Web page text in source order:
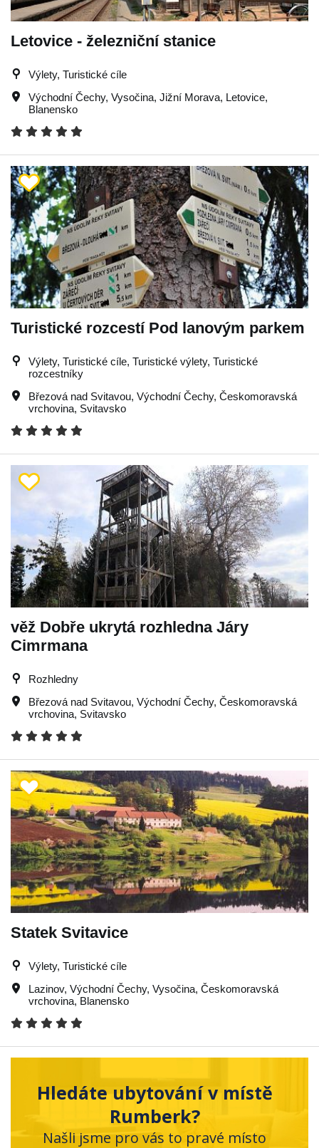
Letovice - železniční stanice
Výlety, Turistické cíle
Východní Čechy, Vysočina, Jižní Morava, Letovice,
Blanensko
Turistické rozcestí Pod lanovým parkem
Výlety, Turistické cíle, Turistické výlety, Turistické
rozcestníky
Březová nad Svitavou, Východní Čechy, Českomoravská
vrchovina, Svitavsko
věž Dobře ukrytá rozhledna Járy
Cimrmana
Rozhledny
Březová nad Svitavou, Východní Čechy, Českomoravská
vrchovina, Svitavsko
Statek Svitavice
Výlety, Turistické cíle
Lazinov, Východní Čechy, Vysočina, Českomoravská
vrchovina, Blanensko
Hledáte ubytování v místě
Rumberk?
Našli jsme pro vás to pravé místo